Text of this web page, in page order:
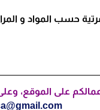
حسب المواد و
على الموقع، وعلى